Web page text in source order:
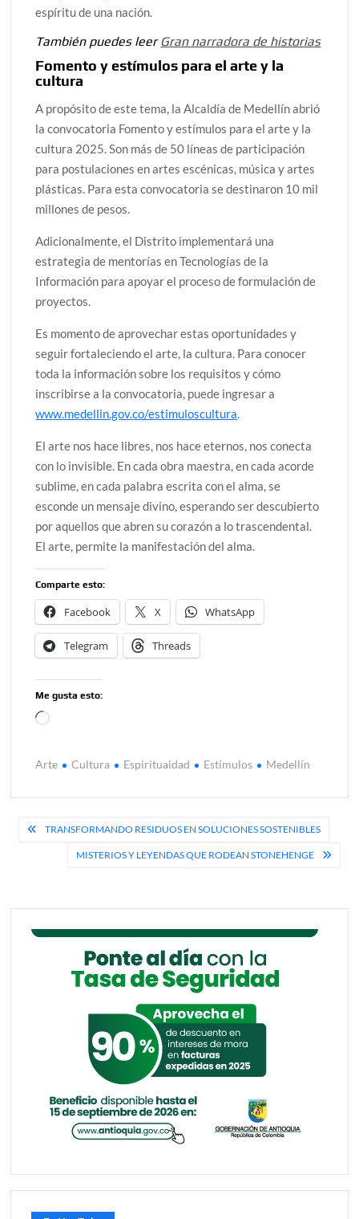
espíritu de una nación.
También puedes leerGran narradora de historias
Fomento y estímulos para el arte y la
cultura
A propósito de este tema, la Alcaldía de Medellín abrió
la convocatoria Fomento y estímulos para el arte y la
cultura 2025. Son más de 50 líneas de participación
para postulaciones en artes escénicas, música y artes
plásticas. Para esta convocatoria se destinaron 10 mil
millones de pesos.
Adicionalmente, el Distrito implementará una
estrategia de mentorías en Tecnologías de la
Información para apoyar el proceso de formulación de
proyectos.
Es momento de aprovechar estas oportunidades y
seguir fortaleciendo el arte, la cultura. Para conocer
toda la información sobre los requisitos y cómo
inscribirse a la convocatoria, puede ingresar a
www.medellin.gov.co/estimuloscultura.
El arte nos hace libres, nos hace eternos, nos conecta
con lo invisible. En cada obra maestra, en cada acorde
sublime, en cada palabra escrita con el alma, se
esconde un mensaje divino, esperando ser descubierto
por aquellos que abren su corazón a lo trascendental.
El arte, permite la manifestación del alma.
Comparte esto:
Facebook X WhatsApp
Telegram Threads
Me gusta esto:
Cargando...
Arte Cultura Espirituaidad Estímulos Medellín
Navegación
TRANSFORMANDO RESIDUOS EN SOLUCIONES SOSTENIBLES
MISTERIOS Y LEYENDAS QUE RODEAN STONEHENGE